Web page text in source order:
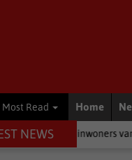
Most Read Home
NEWS
van Oudtshoorn wat